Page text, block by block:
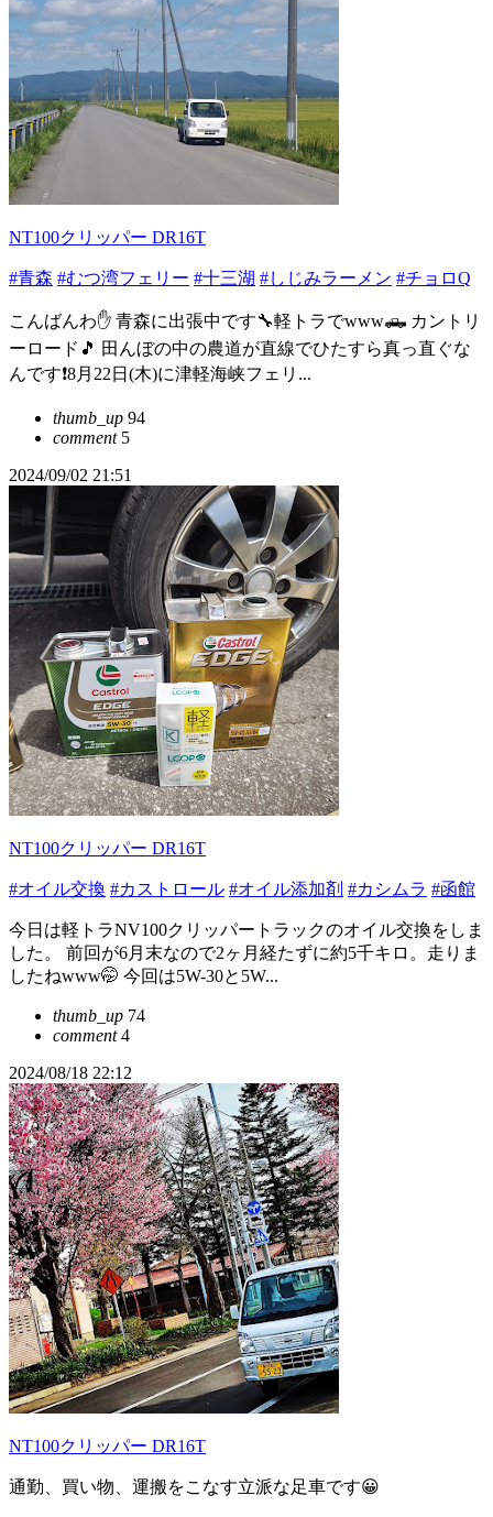
NT100クリッパー DR16T
#青森 #むつ湾フェリー #十三湖 #しじみラーメン #チョロQ
こんばんわ✋ 青森に出張中です🔧軽トラでwww🛻 カントリ
ーロード🎵 田んぼの中の農道が直線でひたすら真っ直ぐな
んです❗️8月22日(木)に津軽海峡フェリ...
thumb_up 94
comment5
2024/09/02 21:51
NT100クリッパー DR16T
#オイル交換 #カストロール #オイル添加剤 #カシムラ #函館
今日は軽トラNV100クリッパートラックのオイル交換をしま
した。 前回が6月末なので2ヶ月経たずに約5千キロ。走りま
したねwww🤭 今回は5W-30と5W...
thumb_up 74
comment4
2024/08/18 22:12
NT100クリッパー DR16T
通勤、買い物、運搬をこなす立派な足車です😀